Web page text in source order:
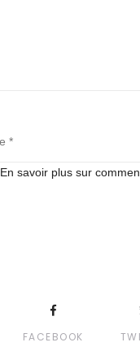
En savoir plus sur
FACEBOOK